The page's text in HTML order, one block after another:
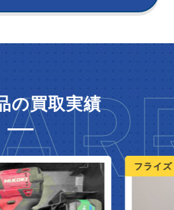
の買取実績
フライズ 鳥栖店